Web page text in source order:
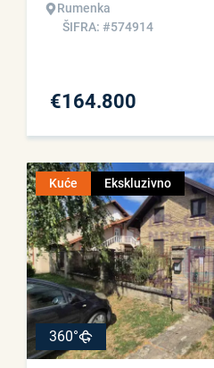
Rumenka
ŠIFRA: #574914
€164.800
Kuće Ekskluzivno
360°